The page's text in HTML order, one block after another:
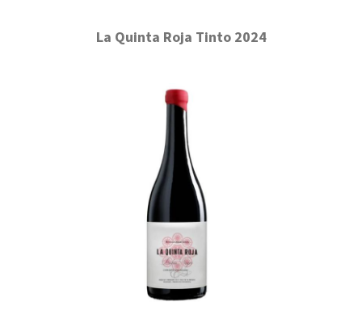
La Quinta Roja Tinto 2024